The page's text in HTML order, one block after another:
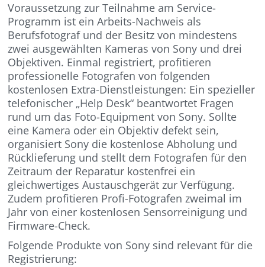
Voraussetzung zur Teilnahme am Service-
Programm ist ein Arbeits-Nachweis als
Berufsfotograf und der Besitz von mindestens
zwei ausgewählten Kameras von Sony und drei
Objektiven. Einmal registriert, profitieren
professionelle Fotografen von folgenden
kostenlosen Extra-Dienstleistungen: Ein spezieller
telefonischer „Help Desk“ beantwortet Fragen
rund um das Foto-Equipment von Sony. Sollte
eine Kamera oder ein Objektiv defekt sein,
organisiert Sony die kostenlose Abholung und
Rücklieferung und stellt dem Fotografen für den
Zeitraum der Reparatur kostenfrei ein
gleichwertiges Austauschgerät zur Verfügung.
Zudem profitieren Profi-Fotografen zweimal im
Jahr von einer kostenlosen Sensorreinigung und
Firmware-Check.
Folgende Produkte von Sony sind relevant für die
Registrierung: